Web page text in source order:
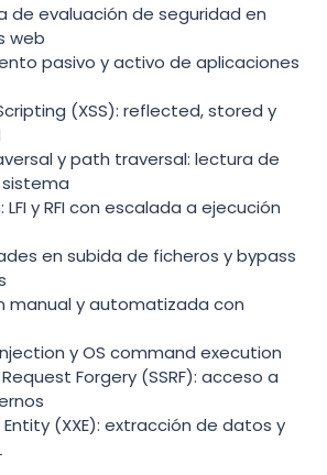
de evaluación de seguridad en
web
pasivo y activo de aplicaciones
(XSS): reflected, stored y
y path traversal: lectura de
LFI y RFI con escalada a ejecución
en subida de ficheros y bypass
manual y automatizada con
y OS command execution
Forgery (SSRF): acceso a
Entity (XXE): extracción de datos y